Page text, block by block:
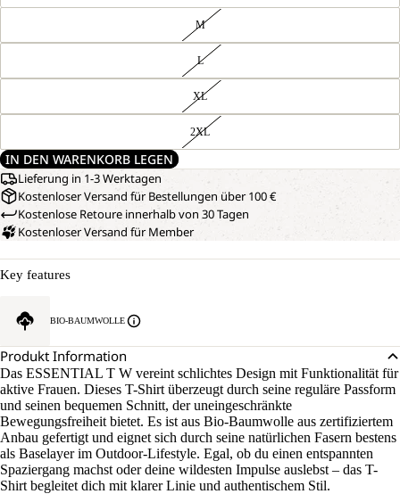
M
L
XL
2XL
IN DEN WARENKORB LEGEN
Lieferung in 1-3 Werktagen
Kostenloser Versand für Bestellungen über 100 €
Kostenlose Retoure innerhalb von 30 Tagen
Kostenloser Versand für Member
Key features
BIO-BAUMWOLLE
Produkt Information
Das ESSENTIAL T W vereint schlichtes Design mit Funktionalität für
aktive Frauen. Dieses T-Shirt überzeugt durch seine reguläre Passform
und seinen bequemen Schnitt, der uneingeschränkte
Bewegungsfreiheit bietet. Es ist aus Bio-Baumwolle aus zertifiziertem
Anbau gefertigt und eignet sich durch seine natürlichen Fasern bestens
als Baselayer im Outdoor-Lifestyle. Egal, ob du einen entspannten
Spaziergang machst oder deine wildesten Impulse auslebst – das T-
Shirt begleitet dich mit klarer Linie und authentischem Stil.